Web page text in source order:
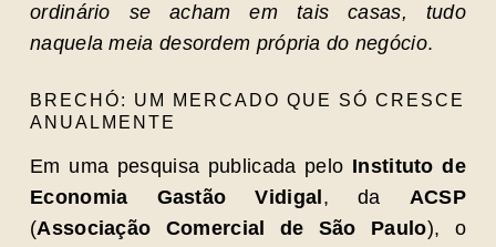
ordinário se acham em tais casas, tudo
naquela meia desordem própria do negócio.
BRECHÓ: UM MERCADO QUE SÓ CRESCE
ANUALMENTE
Em uma pesquisa publicada pelo Instituto de
Economia Gastão Vidigal , da ACSP
(Associação Comercial de São Paulo), o